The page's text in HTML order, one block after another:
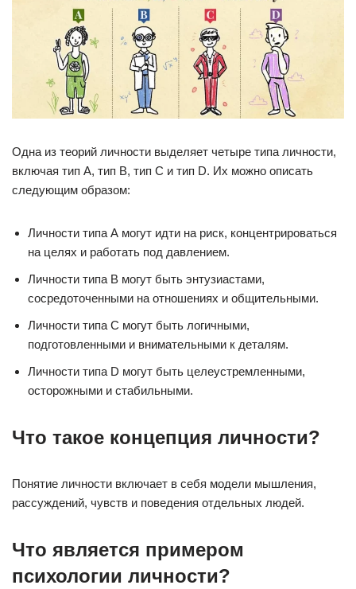
Одна из теорий личности выделяет четыре типа личности,
включая тип А, тип В, тип С и тип D. Их можно описать
следующим образом:
Личности типа А могут идти на риск, концентрироваться
на целях и работать под давлением.
Личности типа В могут быть энтузиастами,
сосредоточенными на отношениях и общительными.
Личности типа С могут быть логичными,
подготовленными и внимательными к деталям.
Личности типа D могут быть целеустремленными,
осторожными и стабильными.
Что такое концепция личности?
Понятие личности включает в себя модели мышления,
рассуждений, чувств и поведения отдельных людей.
Что является примером
психологии личности?